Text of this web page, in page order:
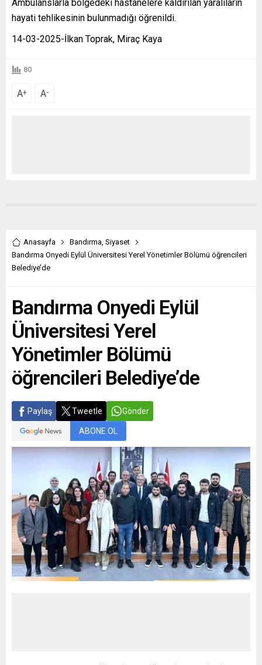
Ambulanslarla bölgedeki hastanelere kaldırılan yaralıların
hayati tehlikesinin bulunmadığı öğrenildi.
14-03-2025-İlkan Toprak, Miraç Kaya
80
A+ A-
Anasayfa Bandırma Siyaset
Bandırma Onyedi Eylül Üniversitesi Yerel Yönetimler Bölümü öğrencileri
Belediye’de
Bandırma Onyedi Eylül
Üniversitesi Yerel
Yönetimler Bölümü
öğrencileri Belediye’de
Paylaş Tweetle Gönder
ABONE OL